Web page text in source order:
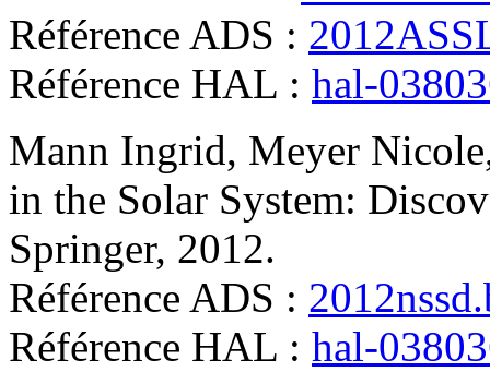
Référence ADS :
Référence HAL : hal-
Mann Ingrid, Meyer Nicole
in the Solar System:
Springer, 2012.
Référence ADS :
Référence HAL : hal-